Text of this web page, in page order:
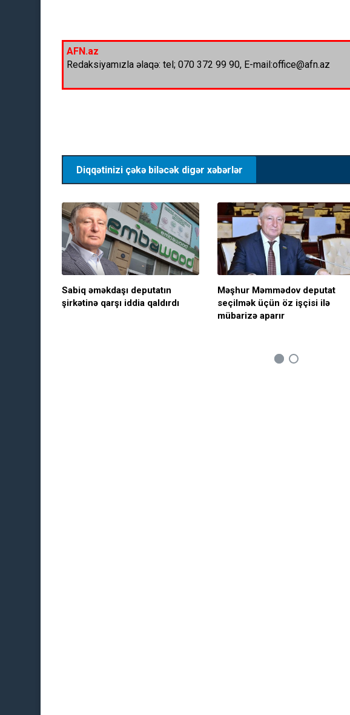
AFN.az
Redaksiyamızla əlaqə: tel; 070 372 99 90, E-mail:office@afn.az
Diqqətinizi çəkə biləcək digər xəbərlər
Sabiq əməkdaşı deputatın
şirkətinə qarşı iddia qaldırdı
Məşhur Məmmədov deputat
seçilmək üçün öz işçisi ilə
mübarizə aparır